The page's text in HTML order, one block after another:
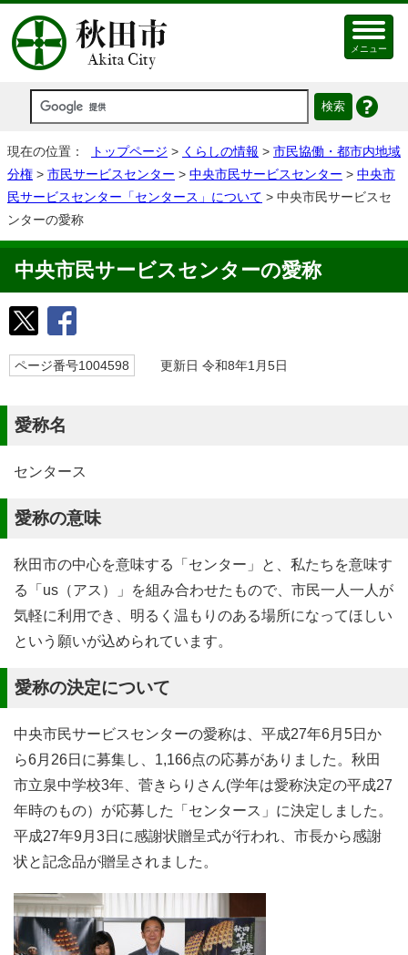
メニュー
現在の位置： トップページ > くらしの情報 > 市民協働・都市内地域
分権 > 市民サービスセンター > 中央市民サービスセンター > 中央市
民サービスセンター「センタース」について > 中央市民サービスセ
ンターの愛称
中央市民サービスセンターの愛称
ページ番号1004598 更新日 令和8年1月5日
愛称名
センタース
愛称の意味
秋田市の中心を意味する「センター」と、私たちを意味す
る「us（アス）」を組み合わせたもので、市民一人一人が
気軽に利用でき、明るく温もりのある場所になってほしい
という願いが込められています。
愛称の決定について
中央市民サービスセンターの愛称は、平成27年6月5日か
ら6月26日に募集し、1,166点の応募がありました。秋田
市立泉中学校3年、菅きらりさん(学年は愛称決定の平成27
年時のもの）が応募した「センタース」に決定しました。
平成27年9月3日に感謝状贈呈式が行われ、市長から感謝
状と記念品が贈呈されました。